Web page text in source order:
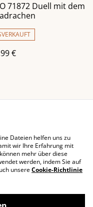
71872 Duell mit dem
€
Sie uns
von SumUp
Dateien helfen uns zu
wir Ihre Erfahrung mit
mehr über diese
werden, indem Sie auf
unsereCookie-Richtlinie